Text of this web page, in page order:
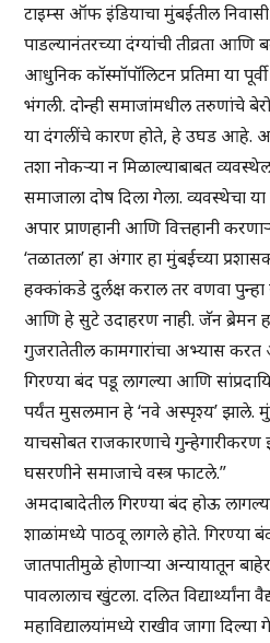
टाइम्स ऑफ इंडियाचा मुंबईतील
पाडल्यानंतरच्या दंग्यांची तीव्रता आणि
आधुनिक कॉस्मॉपॉलिटन प्रतिमा या
भंगली. दोन्ही समाजांमधील तरुणांचे
या दंगलींचे कारण होते, हे उघड आहे.
तशा नोकऱ्या न मिळाल्याबाबत
समाजाला दोष दिला गेला. व्यवस्थेचा
अपार प्राणहानी आणि वित्तहानी
‘तळातला’ हा अंगार हा मुंबईच्या
हक्कांकडे दुर्लक्ष कराल तर वणवा
आणि हे सुटे उदाहरण नाही. जॅन ब्रेमन
गुजरातेतील कामगारांचा अभ्यास
गिरण्या बंद पडू लागल्या आणि
पर्यंत मुसलमान हे ‘नवे अस्पृश्य’ झाले.
याचसोबत राजकारणाचे गुन्हेगारीकरण
घसरणीने समाजाचे वस्त्र फाटले.”
अमदाबादेतील गिरण्या बंद होऊ
शाळांमध्ये पाठवू लागले होते. गिरण्या
जातपातीमुळे होणाऱ्या अन्यायातून
पावलालाच खुंटला. दलित विद्यार्थ्यांना
महाविद्यालयांमध्ये राखीव जागा